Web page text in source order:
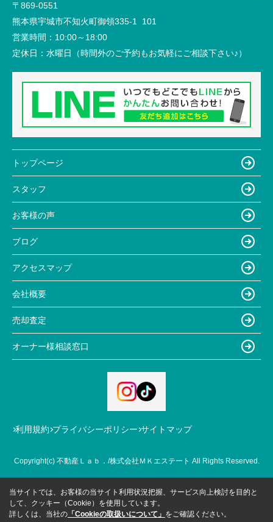
〒869-0551
熊本県宇城市不知火町御領335-1 101
営業時間： 10:00～18:00
定休日： 水曜日（時間外のご予約もお気軽にご相談下さい♪）
トップページ
スタッフ
お客様の声
ブログ
アクセスマップ
会社概要
売却査定
オーナー様相談窓口
利用規約 プライバシーポリシー サイトマップ
Copyright(c) 不動産Ｌａｂ．/株式会社ＭＫエステート All Rights Reserved.
当サイトでは、お客様の当サイト利用状況把握、サービス向上検討を目的と
して、クッキー（Cookie）を使用しています。
詳しくは、当社の 「Cookieの取扱いについて」 をご確認ください。